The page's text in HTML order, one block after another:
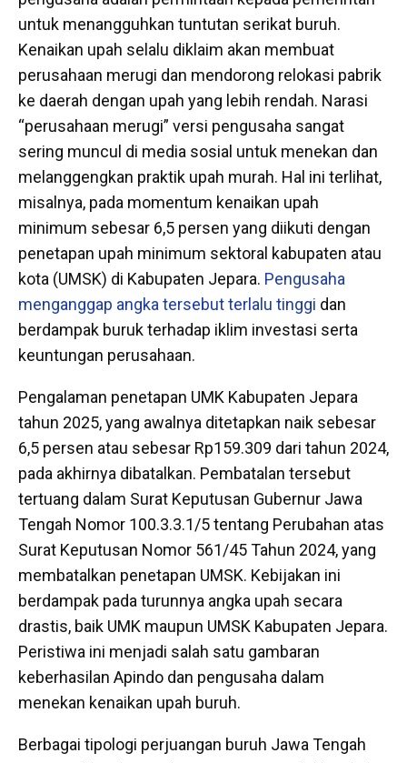
untuk menangguhkan tuntutan serikat buruh.
Kenaikan upah selalu diklaim akan membuat
perusahaan merugi dan mendorong relokasi pabrik
ke daerah dengan upah yang lebih rendah. Narasi
“perusahaan merugi” versi pengusaha sangat
sering muncul di media sosial untuk menekan dan
melanggengkan praktik upah murah. Hal ini terlihat,
misalnya, pada momentum kenaikan upah
minimum sebesar 6,5 persen yang diikuti dengan
penetapan upah minimum sektoral kabupaten atau
kota (UMSK) di Kabupaten Jepara. Pengusaha
menganggap angka tersebut terlalu tinggi dan
berdampak buruk terhadap iklim investasi serta
keuntungan perusahaan.
Pengalaman penetapan UMK Kabupaten Jepara
tahun 2025, yang awalnya ditetapkan naik sebesar
6,5 persen atau sebesar Rp159.309 dari tahun 2024,
pada akhirnya dibatalkan. Pembatalan tersebut
tertuang dalam Surat Keputusan Gubernur Jawa
Tengah Nomor 100.3.3.1/5 tentang Perubahan atas
Surat Keputusan Nomor 561/45 Tahun 2024, yang
membatalkan penetapan UMSK. Kebijakan ini
berdampak pada turunnya angka upah secara
drastis, baik UMK maupun UMSK Kabupaten Jepara.
Peristiwa ini menjadi salah satu gambaran
keberhasilan Apindo dan pengusaha dalam
menekan kenaikan upah buruh.
Berbagai tipologi perjuangan buruh Jawa Tengah